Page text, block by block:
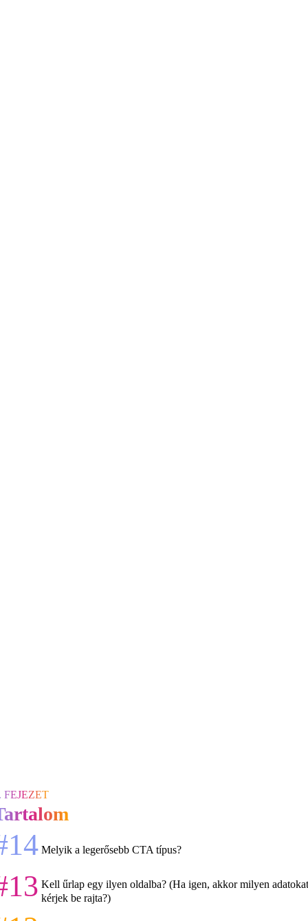
FEJEZET
Melyik a legerősebb CTA típus?
Kell űrlap egy ilyen oldalba? (Ha igen, akkor milyen
kérjek be rajta?)